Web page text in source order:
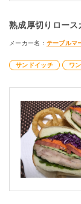
熟成厚切りロース
メーカー名： テーブルマ
サンドイッチ ワ